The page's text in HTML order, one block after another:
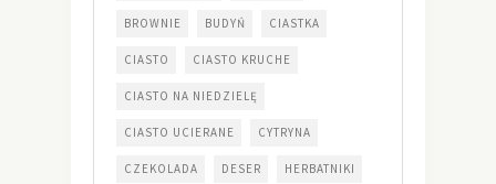
BROWNIE BUDYŃ CIASTKA
CIASTO CIASTO KRUCHE
CIASTO NA NIEDZIELĘ
CIASTO UCIERANE CYTRYNA
CZEKOLADA DESER HERBATNIKI